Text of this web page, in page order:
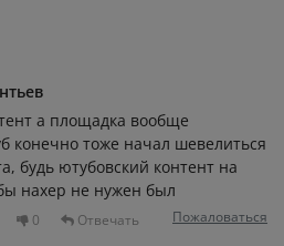
а площадка вообще
конечно тоже начал шевелиться
будь ютубовский контент на
нахер не нужен был
0 Отвечать Пожаловаться